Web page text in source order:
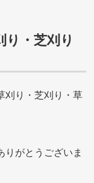
り・芝刈り
刈り・芝刈り・草
りがとうございま